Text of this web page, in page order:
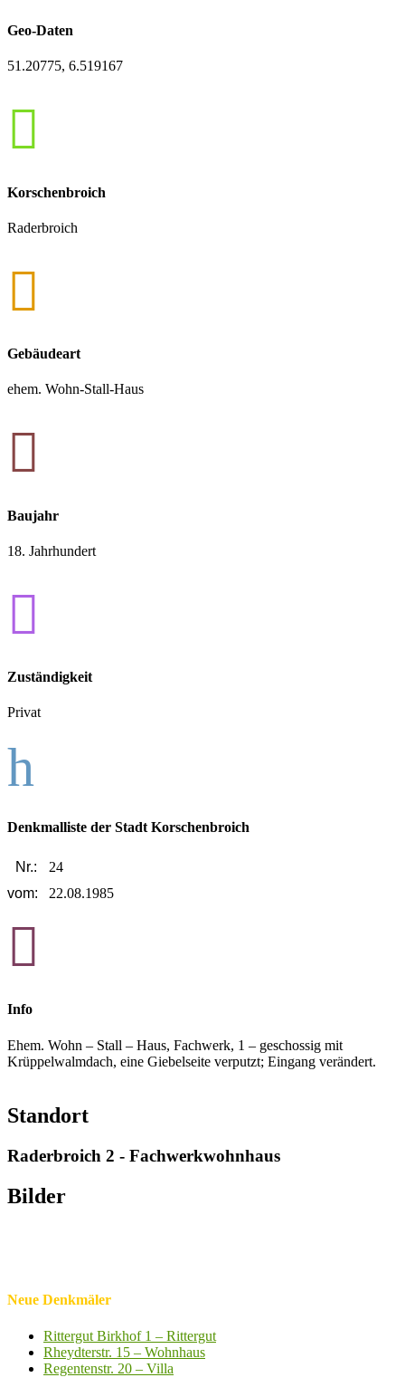
Geo-Daten
51.20775, 6.519167

Korschenbroich
Raderbroich

Gebäudeart
ehem. Wohn-Stall-Haus

Baujahr
18. Jahrhundert

Zuständigkeit
Privat
h
Denkmalliste der Stadt Korschenbroich
Nr.:
24
vom:
22.08.1985

Info
Ehem. Wohn – Stall – Haus, Fachwerk, 1 – geschossig mit
Krüppelwalmdach, eine Giebelseite verputzt; Eingang verändert.
Standort
Raderbroich 2 - Fachwerkwohnhaus
Bilder
Neue Denkmäler
Rittergut Birkhof 1 – Rittergut
Rheydterstr. 15 – Wohnhaus
Regentenstr. 20 – Villa